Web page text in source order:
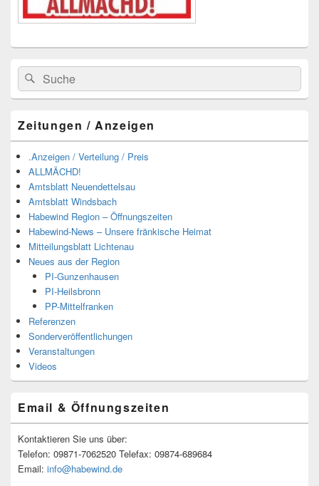
Suchen
nach:
Suchen
Zeitungen / Anzeigen
.Anzeigen / Verteilung / Preis
ALLMÄCHD!
Amtsblatt Neuendettelsau
Amtsblatt Windsbach
Habewind Region – Öffnungszeiten
Habewind-News – Unsere fränkische Heimat
Mitteilungsblatt Lichtenau
Neues aus der Region
PI-Gunzenhausen
PI-Heilsbronn
PP-Mittelfranken
Referenzen
Sonderveröffentlichungen
Veranstaltungen
Videos
Email & Öffnungszeiten
Kontaktieren Sie uns über:
Telefon: 09871-7062520 Telefax: 09874-689684
Email: info@habewind.de